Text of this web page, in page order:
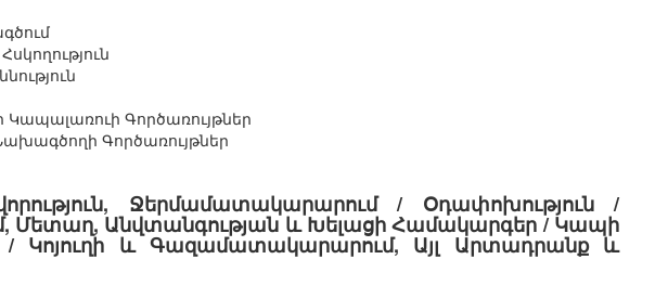
Գործառույթներ
Գործառույթներ
Ջերմամատակարարում / Օդափոխություն /
Անվտանգության և Խելացի Համակարգեր / Կապի
Կոյուղի և Գազամատակարարում, Այլ Արտադրանք և